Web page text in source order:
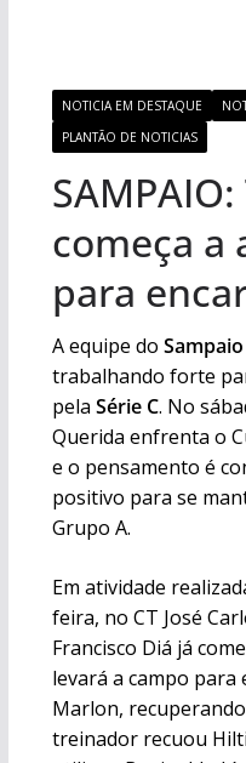
NOTICIA EM DESTAQUE
PLANTÃO DE NOTICIAS
começa a
para
A equipe do
trabalhando forte
pela Série C. No
Querida enfrenta o
e o pensamento é
positivo para se
Grupo A.
Em atividade
feira, no CT José
Francisco Diá já
levará a campo para
Marlon,
treinador recuou